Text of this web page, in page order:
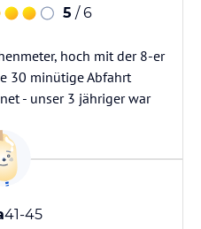
5 / 6
hoch mit der 8-er
30 minütige Abfahrt
- unser 3 jähriger war
41-45